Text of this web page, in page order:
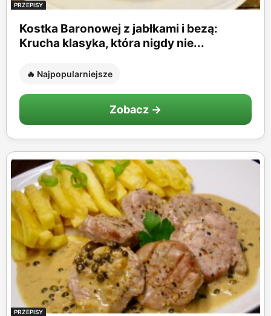
PRZEPISY
Kostka Baronowej z jabłkami i bezą:
Krucha klasyka, która nigdy nie...
🔥 Najpopularniejsze
Zobacz →
PRZEPISY